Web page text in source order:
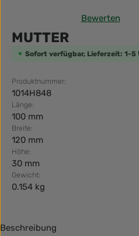
Durchschnittliche Bewertung
Bewerten
MUTTER
Sofort verfügbar, Lieferzeit: 1-5
Produktnummer:
1014H848
Länge:
100 mm
Breite:
120 mm
Höhe:
30 mm
Gewicht:
0.154 kg
Beschreibung